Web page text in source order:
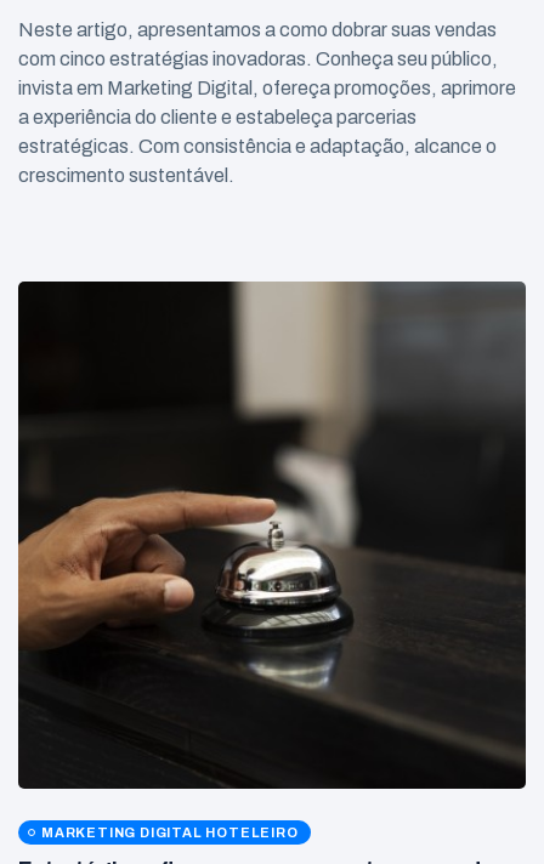
Neste artigo, apresentamos a como dobrar suas vendas
com cinco estratégias inovadoras. Conheça seu público,
invista em Marketing Digital, ofereça promoções, aprimore
a experiência do cliente e estabeleça parcerias
estratégicas. Com consistência e adaptação, alcance o
crescimento sustentável.
MARKETING DIGITAL HOTELEIRO